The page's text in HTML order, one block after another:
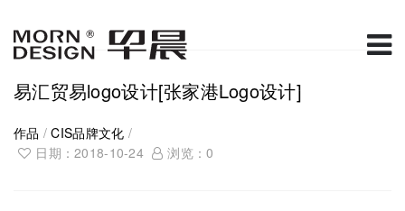
易汇贸易logo设计[张家港Logo设计]
作品 /CIS品牌文化 /
日期：2018-10-24
浏览：0